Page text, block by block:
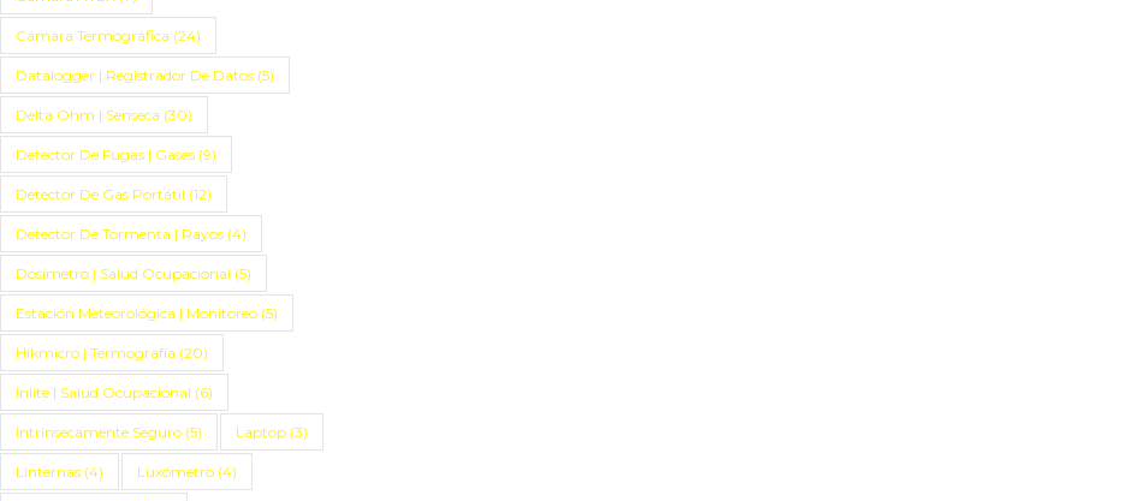
Cámara Termográfica (24)
Datalogger | Registrador De Datos (5)
Delta Ohm | Senseca (30)
Detector De Fugas | Gases (9)
Detector De Gas Portátil (12)
Detector De Tormenta | Rayos (4)
Dosímetro | Salud Ocupacional (5)
Estación Meteorológica | Monitoreo (5)
Hikmicro | Termografía (20)
Inlite | Salud Ocupacional (6)
Intrínsecamente Seguro (5) Laptop (3)
Linternas (4) Luxómetro (4)